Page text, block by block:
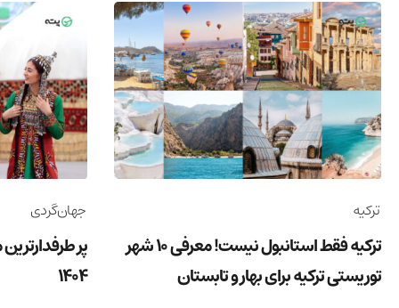
ترکیه
ترکیه فقط استانبول نیست! معرفی 10 شهر
توریستی ترکیه برای بهار و تابستان
جهان‌گردی
پر
1404